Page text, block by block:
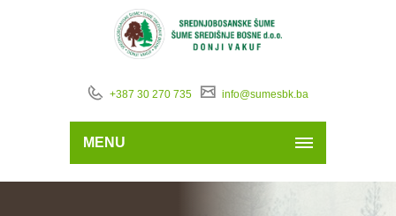
+387 30 270 735 info@sumesbk.ba
MENU